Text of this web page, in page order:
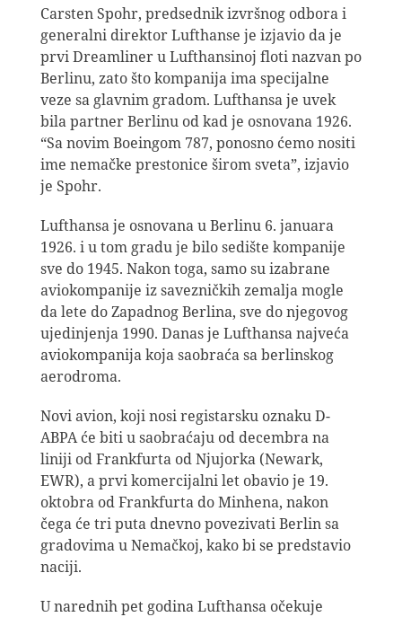
Carsten Spohr, predsednik izvršnog odbora i
generalni direktor Lufthanse je izjavio da je
prvi Dreamliner u Lufthansinoj floti nazvan po
Berlinu, zato što kompanija ima specijalne
veze sa glavnim gradom. Lufthansa je uvek
bila partner Berlinu od kad je osnovana 1926.
“Sa novim Boeingom 787, ponosno ćemo nositi
ime nemačke prestonice širom sveta”, izjavio
je Spohr.
Lufthansa je osnovana u Berlinu 6. januara
1926. i u tom gradu je bilo sedište kompanije
sve do 1945. Nakon toga, samo su izabrane
aviokompanije iz savezničkih zemalja mogle
da lete do Zapadnog Berlina, sve do njegovog
ujedinjenja 1990. Danas je Lufthansa najveća
aviokompanija koja saobraća sa berlinskog
aerodroma.
Novi avion, koji nosi registarsku oznaku D-
ABPA će biti u saobraćaju od decembra na
liniji od Frankfurta od Njujorka (Newark,
EWR), a prvi komercijalni let obavio je 19.
oktobra od Frankfurta do Minhena, nakon
čega će tri puta dnevno povezivati Berlin sa
gradovima u Nemačkoj, kako bi se predstavio
naciji.
U narednih pet godina Lufthansa očekuje